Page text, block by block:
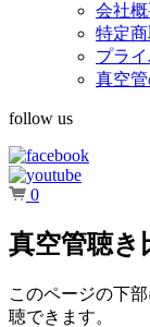
会社
特定
プラ
真空
follow us
0
真空管聴き
このページの下
聴できます。